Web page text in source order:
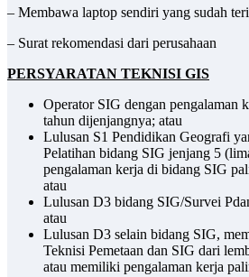
– Membawa laptop sendiri yang sudah
– Surat rekomendasi dari perusahaan
PERSYARATAN TEKNISI GIS
Operator SIG dengan pengalaman
tahun dijenjangnya; atau
Lulusan S1 Pendidikan Geografi
Pelatihan bidang SIG jenjang 5
pengalaman kerja di bidang SIG
atau
Lulusan D3 bidang SIG/Survei
atau
Lulusan D3 selain bidang SIG,
Teknisi Pemetaan dan SIG dari
atau memiliki pengalaman kerja